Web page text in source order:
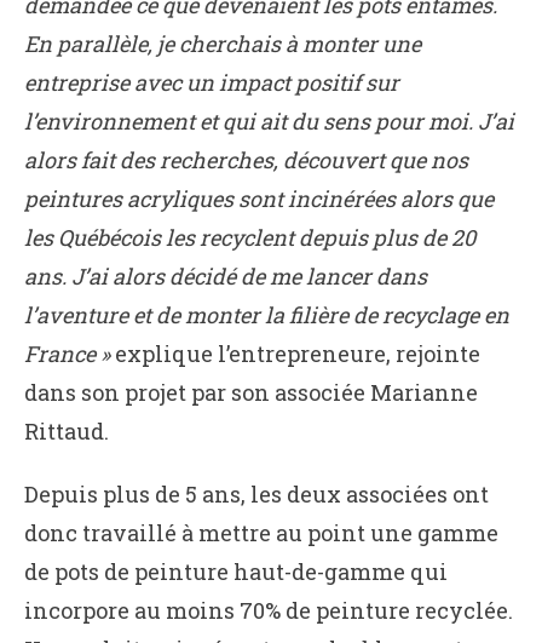
En parallèle, je cherchais à monter une
entreprise avec un impact positif sur
l’environnement et qui ait du sens pour moi. J’ai
alors fait des recherches, découvert que nos
peintures acryliques sont incinérées alors que
les Québécois les recyclent depuis plus de 20
ans. J’ai alors décidé de me lancer dans
l’aventure et de monter la filière de recyclage en
France »explique l’entrepreneure, rejointe
dans son projet par son associée Marianne
Rittaud.
Depuis plus de 5 ans, les deux associées ont
donc travaillé à mettre au point une gamme
de pots de peinture haut-de-gamme qui
incorpore au moins 70% de peinture recyclée.